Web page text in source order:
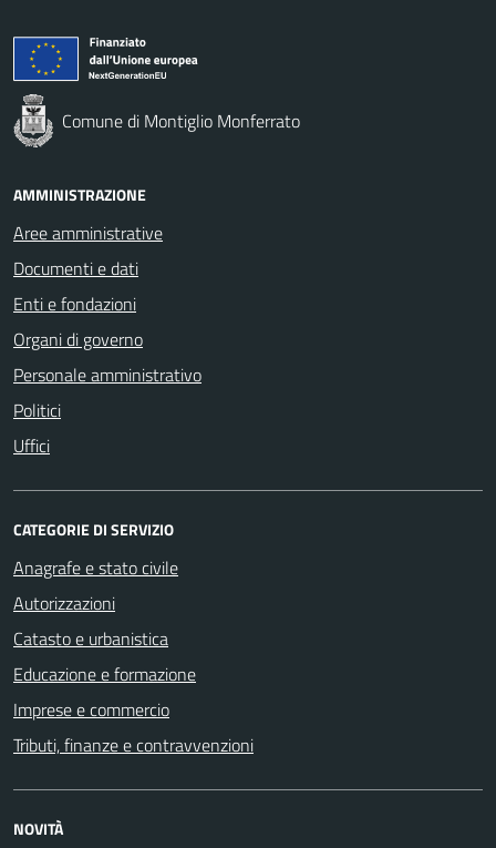
Comune di Montiglio Monferrato
AMMINISTRAZIONE
Aree amministrative
Documenti e dati
Enti e fondazioni
Organi di governo
Personale amministrativo
Politici
Uffici
CATEGORIE DI SERVIZIO
Anagrafe e stato civile
Autorizzazioni
Catasto e urbanistica
Educazione e formazione
Imprese e commercio
Tributi, finanze e contravvenzioni
NOVITÀ